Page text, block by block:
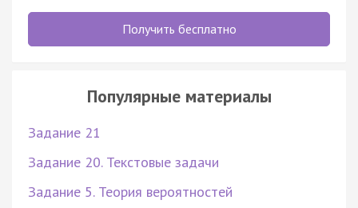
Получить бесплатно
Популярные материалы
Задание 21
Задание 20. Текстовые задачи
Задание 5. Теория вероятностей